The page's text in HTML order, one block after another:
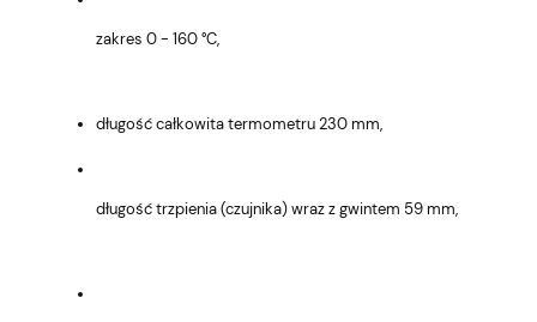
zakres 0 - 160 °C,
długość całkowita termometru 230 mm,
długość trzpienia (czujnika) wraz z gwintem 59 mm,